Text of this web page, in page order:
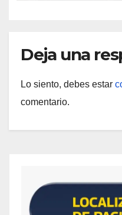
Deja una
Lo siento, debes estar
comentario.